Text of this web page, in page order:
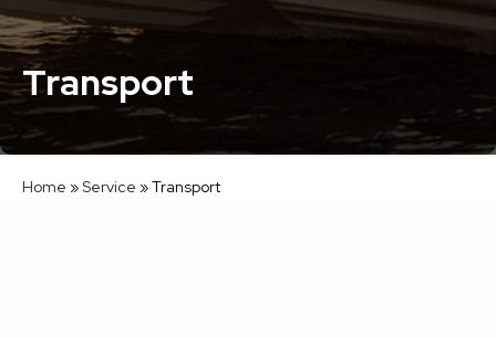
Home »Service »Transport
Transport